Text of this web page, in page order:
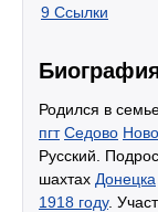
9 Ссылки
Родился в
пгт Седово
Русский.
шахтах Донецка
1918 году.